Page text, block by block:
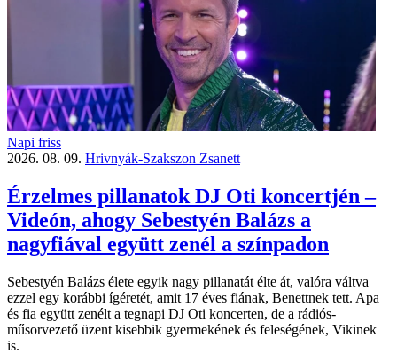
Napi friss
2026. 08. 09. Hrivnyák-Szakszon Zsanett
Érzelmes pillanatok DJ Oti koncertjén –
Videón, ahogy Sebestyén Balázs a
nagyfiával együtt zenél a színpadon
Sebestyén Balázs élete egyik nagy pillanatát élte át, valóra váltva
ezzel egy korábbi ígéretét, amit 17 éves fiának, Benettnek tett. Apa
és fia együtt zenélt a tegnapi DJ Oti koncerten, de a rádiós-
műsorvezető üzent kisebbik gyermekének és feleségének, Vikinek
is.